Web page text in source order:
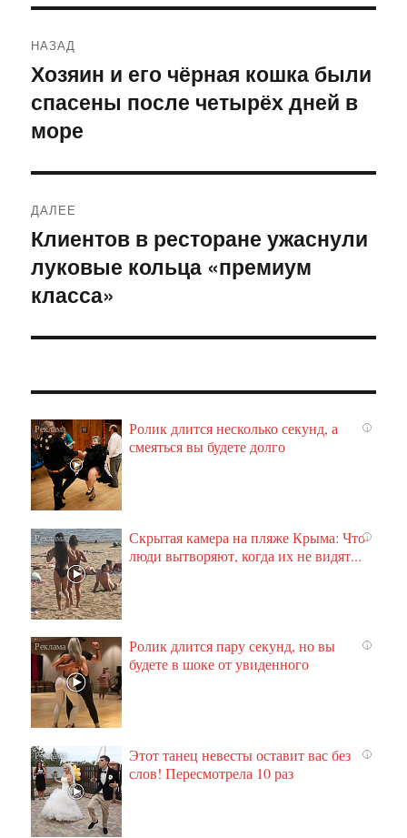
по
записям
НАЗАД
Предыдущая
запись:
Хозяин и его чёрная кошка были
спасены после четырёх дней в
море
ДАЛЕЕ
Следующая
запись:
Клиентов в ресторане ужаснули
луковые кольца «премиум
класса»
i
Ролик длится несколько секунд, а
смеяться вы будете долго
i
Скрытая камера на пляже Крыма: Что
люди вытворяют, когда их не видят...
i
Ролик длится пару секунд, но вы
будете в шоке от увиденного
i
Этот танец невесты оставит вас без
слов! Пересмотрела 10 раз